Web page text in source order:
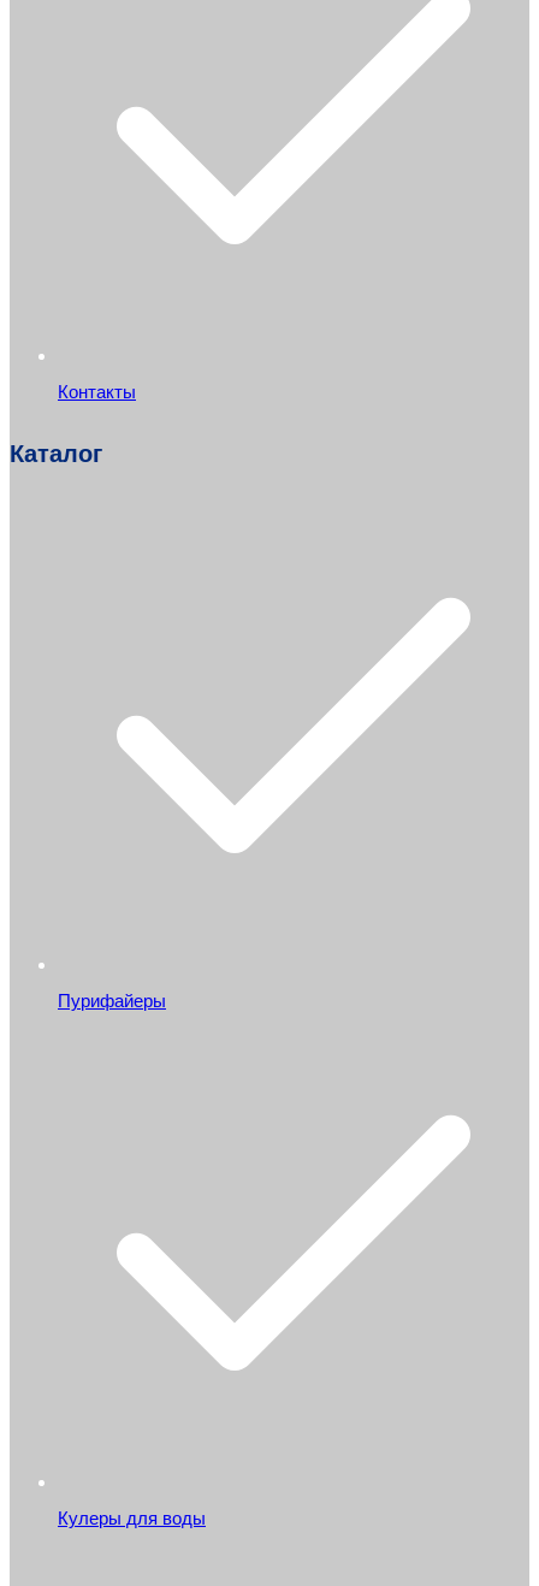
Контакты
Каталог
Пурифайеры
Кулеры для воды